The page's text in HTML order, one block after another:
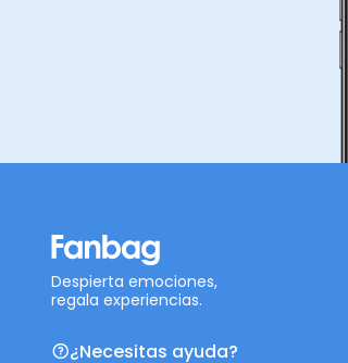
Despierta emociones,
regala experiencias.
¿Necesitas ayuda?